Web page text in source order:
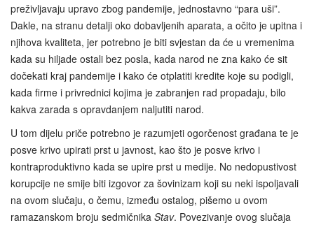
preživljavaju upravo zbog pandemije, jednostavno “para uši”.
Dakle, na stranu detalji oko dobavljenih aparata, a očito je upitna i
njihova kvaliteta, jer potrebno je biti svjestan da će u vremenima
kada su hiljade ostali bez posla, kada narod ne zna kako će sit
dočekati kraj pandemije i kako će otplatiti kredite koje su podigli,
kada firme i privrednici kojima je zabranjen rad propadaju, bilo
kakva zarada s opravdanjem naljutiti narod.
U tom dijelu priče potrebno je razumjeti ogorčenost građana te je
posve krivo upirati prst u javnost, kao što je posve krivo i
kontraproduktivno kada se upire prst u medije. No nedopustivost
korupcije ne smije biti izgovor za šovinizam koji su neki ispoljavali
na ovom slučaju, o čemu, između ostalog, pišemo u ovom
ramazanskom broju sedmičnika Stav. Povezivanje ovog slučaja